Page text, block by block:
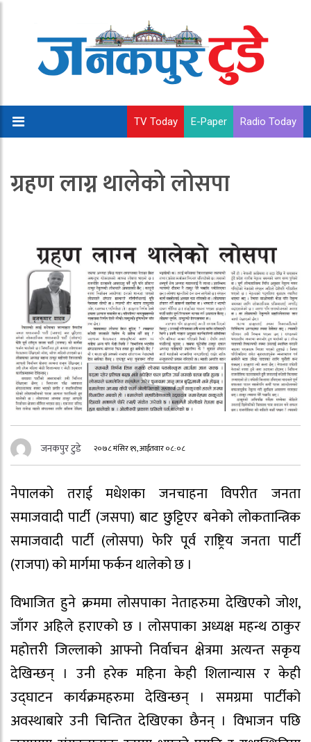
TV Today E-Paper Radio Today
ग्रहण लाग्न थालेको लोसपा
जनकपुर टुडे २०७८ मंसिर १९, आईतवार ०८:०८
नेपालको तराई मधेशका जनचाहना विपरीत जनता
समाजवादी पार्टी (जसपा) बाट छुट्टिएर बनेको लोकतान्त्रिक
समाजवादी पार्टी (लोसपा) फेरि पूर्व राष्ट्रिय जनता पार्टी
(राजपा) को मार्गमा फर्कन थालेको छ ।
विभाजित हुने क्रममा लोसपाका नेताहरुमा देखिएको जोश,
जाँगर अहिले हराएको छ । लोसपाका अध्यक्ष महन्थ ठाकुर
महोत्तरी जिल्लाको आफ्नो निर्वाचन क्षेत्रमा अत्यन्त सकृय
देखिन्छन् । उनी हरेक महिना केही शिलान्यास र केही
उद्घाटन कार्यक्रमहरुमा देखिन्छन् । समग्रमा पार्टीको
अवस्थाबारे उनी चिन्तित देखिएका छैनन् । विभाजन पछि